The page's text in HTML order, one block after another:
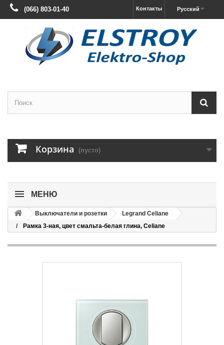
Русский
Контакты
(066) 803-01-40
Корзина (пусто)
МЕНЮ
Выключатели и розетки
Legrand Celiane
Рамка 3-ная, цвет смальта-белая глина, Celiane